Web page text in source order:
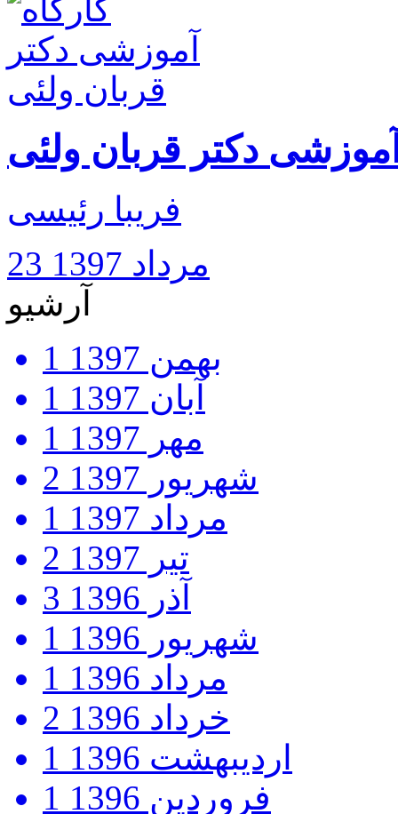
دکتر قربان ولئی
فریبا رئیسی
23 مرداد 1397
آرشیو
بهمن 1397
1
آبان 1397
1
مهر 1397
1
شهریور 1397
2
مرداد 1397
1
تیر 1397
2
آذر 1396
3
شهریور 1396
1
مرداد 1396
1
خرداد 1396
2
اردیبهشت 1396
1
فروردین 1396
1